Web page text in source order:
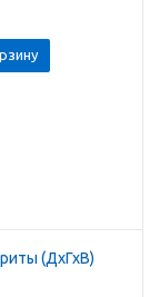
(ДхГхВ)